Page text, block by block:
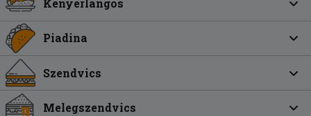
Kenyérlángos
Piadina
Szendvics
Melegszendvics